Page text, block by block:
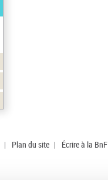
| Plan du site | Écrire à la BnF